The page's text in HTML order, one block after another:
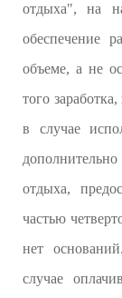
отдыха", на
обеспечение
объеме, а не
того
в случае
отдыха,
частью
нет
случае